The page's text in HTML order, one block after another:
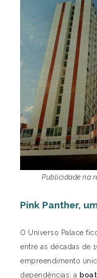
Publicidade na
Pink Panther,
O Universo Palace
entre as décadas de
empreendimento
dependências: a